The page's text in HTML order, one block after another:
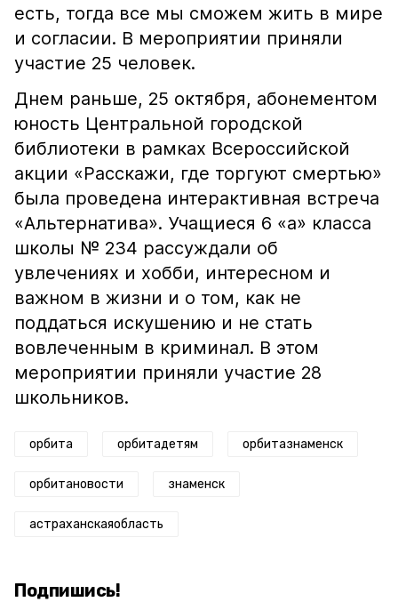
есть, тогда все мы сможем жить в мире
и согласии. В мероприятии приняли
участие 25 человек.
Днем раньше, 25 октября, абонементом
юность Центральной городской
библиотеки в рамках Всероссийской
акции «Расскажи, где торгуют смертью»
была проведена интерактивная встреча
«Альтернатива». Учащиеся 6 «а» класса
школы № 234 рассуждали об
увлечениях и хобби, интересном и
важном в жизни и о том, как не
поддаться искушению и не стать
вовлеченным в криминал. В этом
мероприятии приняли участие 28
школьников.
орбита орбитадетям орбитазнаменск
орбитановости знаменск
астраханскаяобласть
Подпишись!